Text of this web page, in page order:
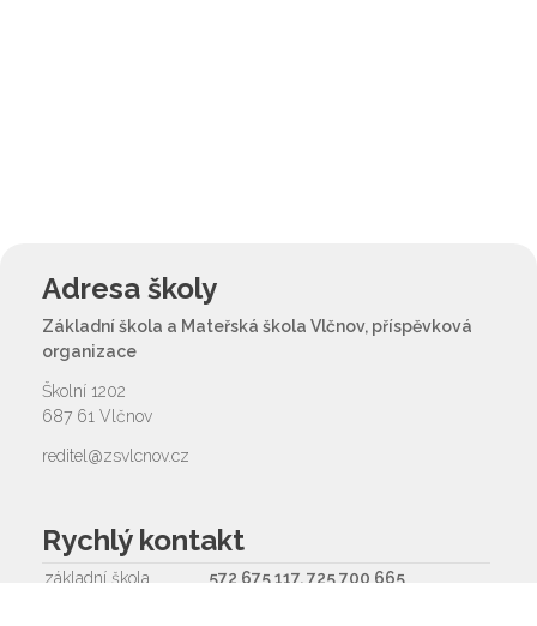
Adresa školy
Základní škola a Mateřská škola Vlčnov, příspěvková
organizace
Školní 1202
687 61 Vlčnov
reditel@zsvlcnov.cz
Rychlý kontakt
základní škola
572 675 117, 725 700 665